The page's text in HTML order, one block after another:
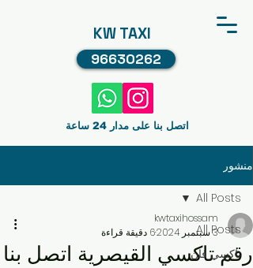
KW TAXI
96630262
اتصل بنا على مدار 24 ساعة
منشور
All Posts
تاكسي فان
All Posts
رقم تاكسي القيصرية اتصل بنا
kwtaxihossam
3 سبتمبر 2024
6 دقيقة قراءة